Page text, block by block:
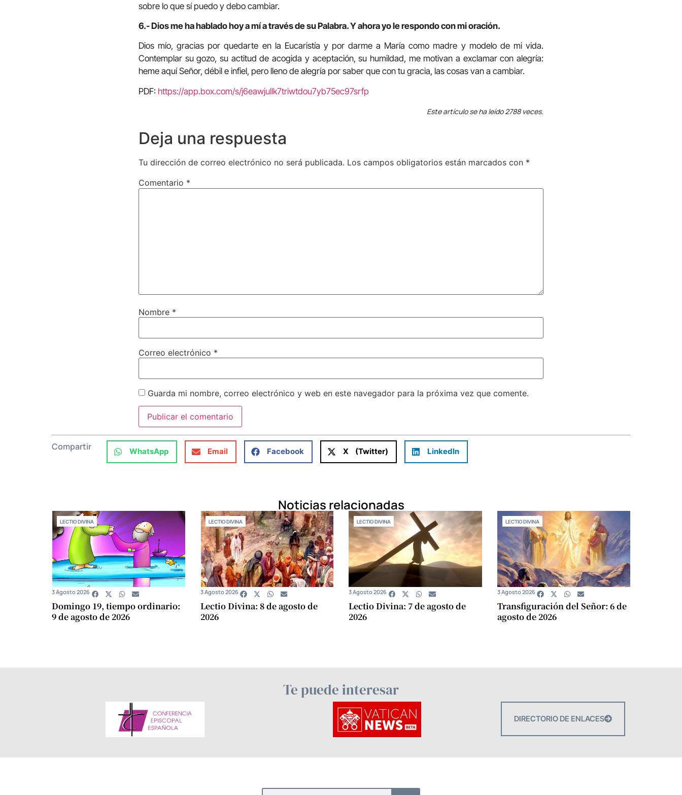
sobre lo que sí puedo y debo cambiar.
6.- Dios me ha hablado hoy a mí a través de su Palabra. Y ahora yo le respondo con mi oración.
Dios mío, gracias por quedarte en la Eucaristía y por darme a María como madre y modelo de mi vida.
Contemplar su gozo, su actitud de acogida y aceptación, su humildad, me motivan a exclamar con alegría:
heme aquí Señor, débil e infiel, pero lleno de alegría por saber que con tu gracia, las cosas van a cambiar.
PDF: https://app.box.com/s/j6eawjullk7triwtdou7yb75ec97srfp
Este artículo se ha leído 2788 veces.
Deja una respuesta
Tu dirección de correo electrónico no será publicada. Los campos obligatorios están marcados con *
Comentario *
Nombre *
Correo electrónico *
Guarda mi nombre, correo electrónico y web en este navegador para la próxima vez que comente.
Compartir WhatsApp Email Facebook X (Twitter) LinkedIn
Noticias relacionadas
LECTIO DIVINA
Domingo 19, tiempo ordinario:
9 de agosto de 2026
3 Agosto 2026
LECTIO DIVINA
Lectio Divina: 8 de agosto de
2026
3 Agosto 2026
LECTIO DIVINA
Lectio Divina: 7 de agosto de
2026
3 Agosto 2026
LECTIO DIVINA
Transfiguración del Señor: 6 de
agosto de 2026
3 Agosto 2026
Te puede interesar
DIRECTORIO DE ENLACES